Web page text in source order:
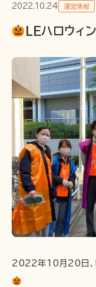
2022.10.24 運営情報
LEハロウィ
2022年10月20日、